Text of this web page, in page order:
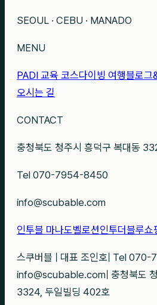
SEOUL · CEBU · MANADO
MENU
PADI 교육 코스다이빙 여행블로그
오시는 길
CONTACT
충청북도 청주시 흥덕구 복대동
Tel 070-7954-8450
info@scubable.com
인투블 마나도벨로션인투더블루쇼
스쿠버블 대표 조인호 Tel 070-
info@scubable.com 충청북도
3324, 두일빌딩 402호